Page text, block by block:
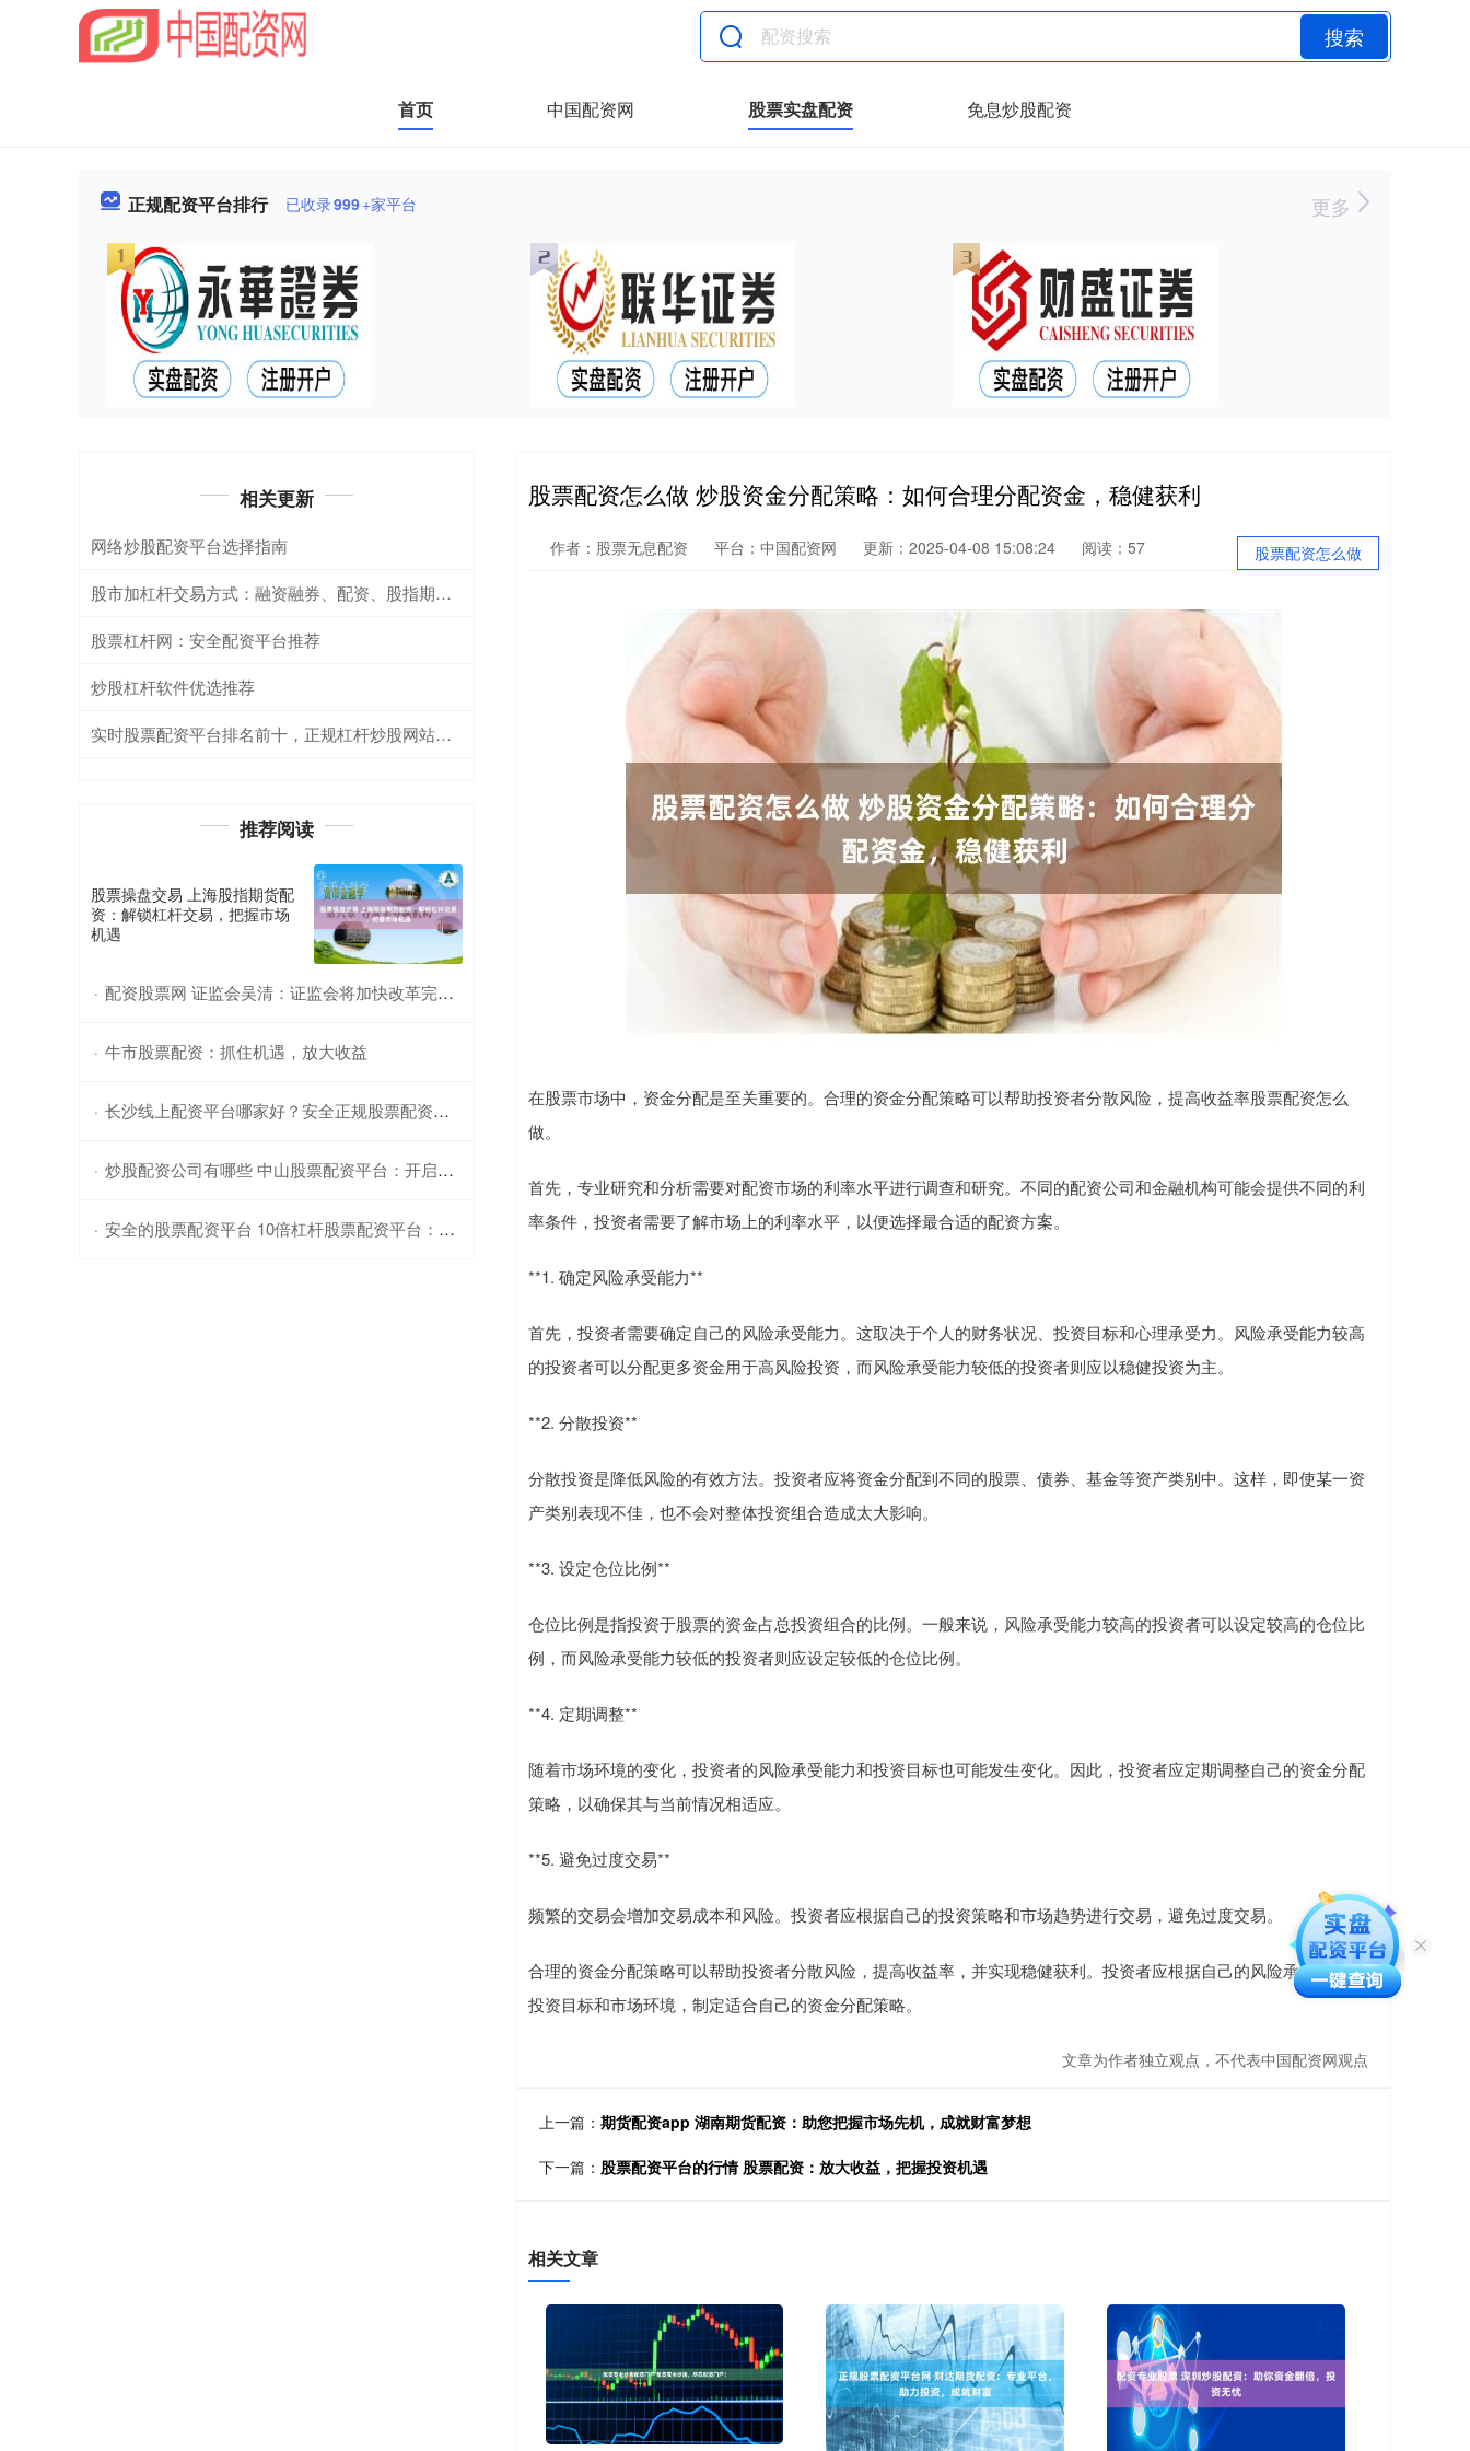
搜索
首页 中国配资网 股票实盘配资 免息炒股配资
正规配资平台排行 已收录999+家平台 更多
股票配资怎么做 炒股资金分配策略：如何合理分配资金，稳健获利
股票配资怎么做
作者：股票无息配资 平台：中国配资网 更新：2025-04-08 15:08:24 阅读：57
在股票市场中，资金分配是至关重要的。合理的资金分配策略可以帮助投资者分散风险，提高收益率股票配资怎么
做。
首先，专业研究和分析需要对配资市场的利率水平进行调查和研究。不同的配资公司和金融机构可能会提供不同的利
率条件，投资者需要了解市场上的利率水平，以便选择最合适的配资方案。
**1. 确定风险承受能力**
首先，投资者需要确定自己的风险承受能力。这取决于个人的财务状况、投资目标和心理承受力。风险承受能力较高
的投资者可以分配更多资金用于高风险投资，而风险承受能力较低的投资者则应以稳健投资为主。
**2. 分散投资**
分散投资是降低风险的有效方法。投资者应将资金分配到不同的股票、债券、基金等资产类别中。这样，即使某一资
产类别表现不佳，也不会对整体投资组合造成太大影响。
**3. 设定仓位比例**
仓位比例是指投资于股票的资金占总投资组合的比例。一般来说，风险承受能力较高的投资者可以设定较高的仓位比
例，而风险承受能力较低的投资者则应设定较低的仓位比例。
**4. 定期调整**
随着市场环境的变化，投资者的风险承受能力和投资目标也可能发生变化。因此，投资者应定期调整自己的资金分配
策略，以确保其与当前情况相适应。
**5. 避免过度交易**
频繁的交易会增加交易成本和风险。投资者应根据自己的投资策略和市场趋势进行交易，避免过度交易。
合理的资金分配策略可以帮助投资者分散风险，提高收益率，并实现稳健获利。投资者应根据自己的风险承受能力、
投资目标和市场环境，制定适合自己的资金分配策略。
文章为作者独立观点，不代表中国配资网观点
上一篇： 期货配资app 湖南期货配资：助您把握市场先机，成就财富梦想
下一篇： 股票配资平台的行情 股票配资：放大收益，把握投资机遇
相关文章
相关更新
网络炒股配资平台选择指南
股市加杠杆交易方式：融资融券、配资、股指期货及期权详解
股票杠杆网：安全配资平台推荐
炒股杠杆软件优选推荐
实时股票配资平台排名前十，正规杠杆炒股网站推荐
推荐阅读
股票操盘交易 上海股指期货配
资：解锁杠杆交易，把握市场
机遇
· 配资股票网 证监会吴清：证监会将加快改革完善相关基础制度和机制
· 牛市股票配资：抓住机遇，放大收益
· 长沙线上配资平台哪家好？安全正规股票配资公司推荐
· 炒股配资公司有哪些 中山股票配资平台：开启财富增值新篇章
· 安全的股票配资平台 10倍杠杆股票配资平台：助你财富倍增